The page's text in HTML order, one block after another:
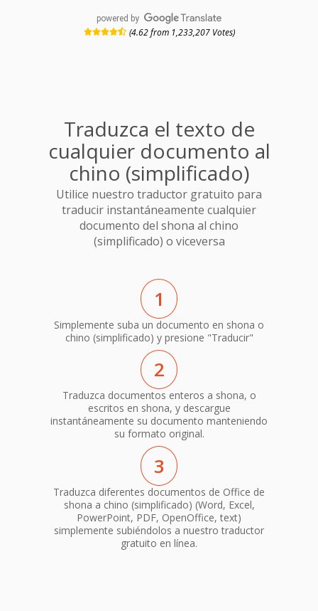
powered by
(4.62 from 1,233,207 Votes)
Traduzca el texto de
cualquier documento al
chino (simplificado)
Utilice nuestro traductor gratuito para
traducir instantáneamente cualquier
documento del shona al chino
(simplificado) o viceversa
1
Simplemente suba un documento en shona o
chino (simplificado) y presione "Traducir"
2
Traduzca documentos enteros a shona, o
escritos en shona, y descargue
instantáneamente su documento manteniendo
su formato original.
3
Traduzca diferentes documentos de Office de
shona a chino (simplificado) (Word, Excel,
PowerPoint, PDF, OpenOffice, text)
simplemente subiéndolos a nuestro traductor
gratuito en línea.